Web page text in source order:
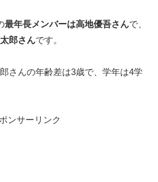
最年長メンバーは高地優吾さんで、
郎さんです。
さんの年齢差は3歳で、学年は4学
ンサーリンク